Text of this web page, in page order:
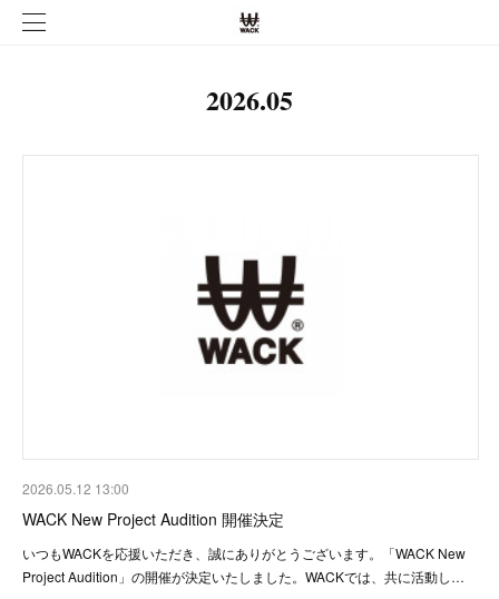
2026.05
2026.05.12 13:00
WACK New Project Audition 開催決定
いつもWACKを応援いただき、誠にありがとうございます。「WACK New
Project Audition」の開催が決定いたしました。WACKでは、共に活動し…